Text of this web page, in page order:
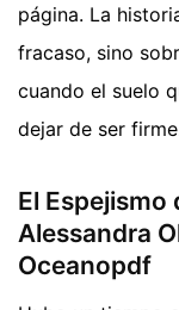
página. La
fracaso, sino
cuando el suelo
dejar de ser
El Espejismo
Alessandra
Oceanopdf